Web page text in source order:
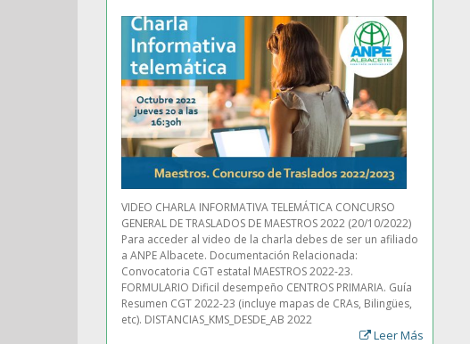
Homologados
Homologados
VIDEO CHARLA INFORMATIVA TELEMÁTICA CONCURSO
GENERAL DE TRASLADOS DE MAESTROS 2022 (20/10/2022)
Para acceder al video de la charla debes de ser un afiliado
a ANPE Albacete. Documentación Relacionada:
Convocatoria CGT estatal MAESTROS 2022-23.
FORMULARIO Dificil desempeño CENTROS PRIMARIA. Guía
Resumen CGT 2022-23 (incluye mapas de CRAs, Bilingües,
etc). DISTANCIAS_KMS_DESDE_AB 2022
Leer Más